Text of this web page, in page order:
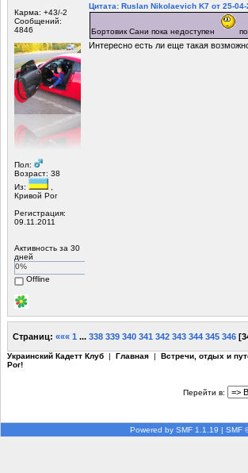
Карма: +43/-2
Сообщений:
4846
Пол:
Возраст: 38
Из:
Кривой Рог
Регистрация:
09.11.2011
Активность за 30
дней
0%
Offline
Цитата: Ruslan Nikolaevich K7 от 25-
Бортовик Сани пока недоступен
Интересно есть ли еще такая
Страниц: ««« 1 ... 338 339 340 341 342 343 344 345 346 [
Украинский Кадетт Клуб | Главная | Встречи, отдых и
Рог!
Перейти в:
Powered by SMF 1.1.19 | SMF